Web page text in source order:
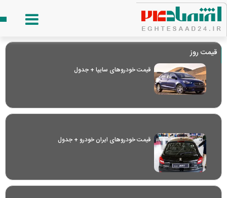
قیمت روز
قیمت خودرو‌های سایپا + جدول
قیمت خودرو‌های ایران خودرو + جدول